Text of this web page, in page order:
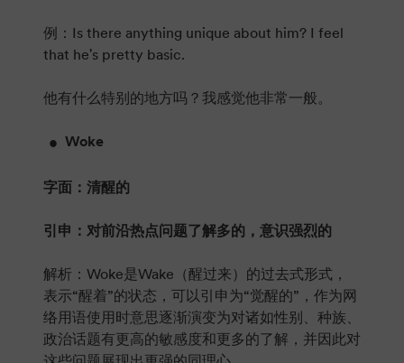
例：Is there anything unique about him? I feel
that he's pretty basic.
他有什么特别的地方吗？我感觉他非常一般。
Woke
字面：清醒的
引申：对前沿热点问题了解多的，意识强烈的
解析：Woke是Wake（醒过来）的过去式形式，
表示“醒着”的状态，可以引申为“觉醒的”，作为网
络用语使用时意思逐渐演变为对诸如性别、种族、
政治话题有更高的敏感度和更多的了解，并因此对